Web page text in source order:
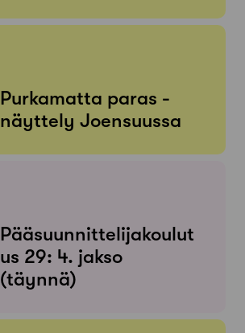
Purkamatta paras -
näyttely Joensuussa
Pääsuunnittelijakoulut
us 29: 4. jakso
(täynnä)